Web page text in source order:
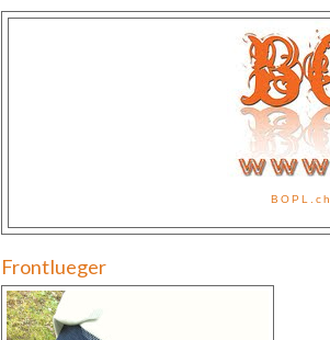
BOPL.ch
Frontlueger